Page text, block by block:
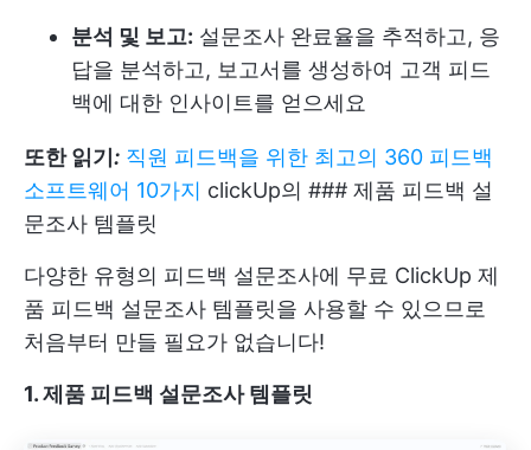
분석 및 보고: 설문조사 완료율을 추적하고, 응
답을 분석하고, 보고서를 생성하여 고객 피드
백에 대한 인사이트를 얻으세요
또한 읽기 : 직원 피드백을 위한 최고의 360 피드백
소프트웨어 10가지 clickUp의 ### 제품 피드백 설
문조사 템플릿
다양한 유형의 피드백 설문조사에 무료 ClickUp 제
품 피드백 설문조사 템플릿을 사용할 수 있으므로
처음부터 만들 필요가 없습니다!
1. 제품 피드백 설문조사 템플릿